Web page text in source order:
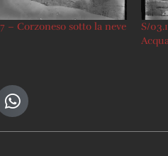
– Corzoneso sotto la neve
S/